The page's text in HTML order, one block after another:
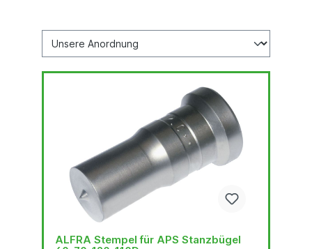
ALFRA Stempel für APS Stanzbügel